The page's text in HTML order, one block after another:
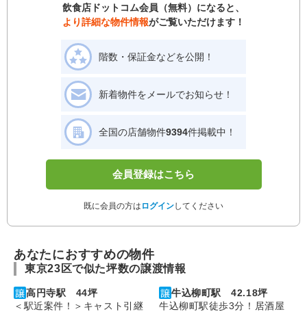
飲食店ドットコム会員（無料）になると、
より詳細な物件情報がご覧いただけます！
階数・保証金などを公開！
新着物件をメールでお知らせ！
全国の店舗物件9394件掲載中！
会員登録はこちら
既に会員の方は ログインしてください
あなたにおすすめの物件
東京23区で似た坪数の譲渡情報
高円寺駅 44坪
＜駅近案件！＞キャスト引継
牛込柳町駅 42.18坪
牛込柳町駅徒歩3分！居酒屋